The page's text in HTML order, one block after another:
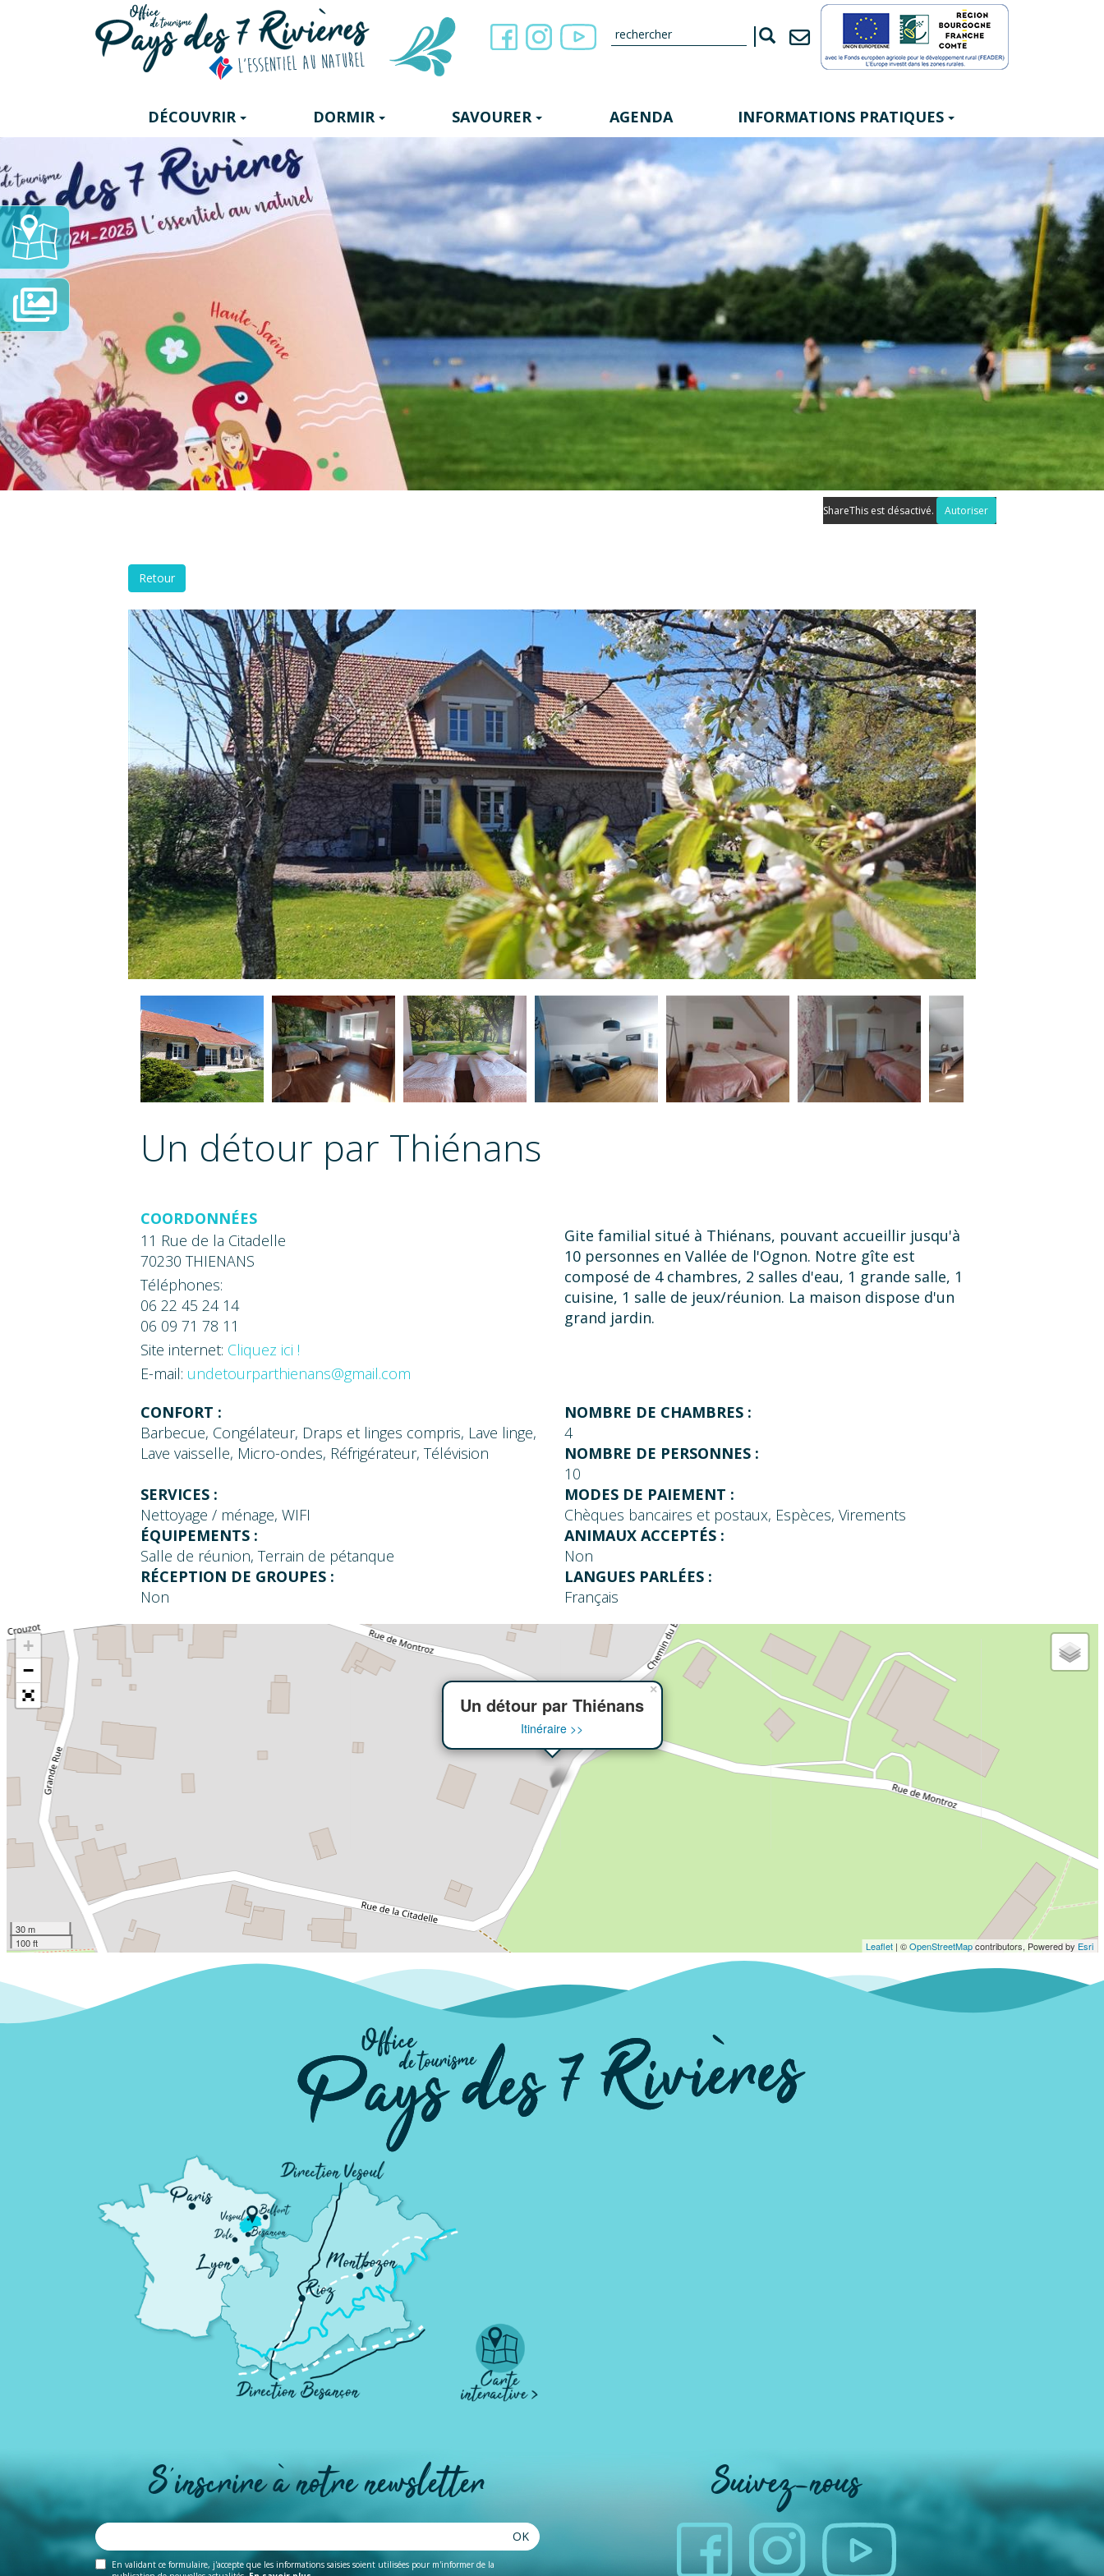
DÉCOUVRIR DORMIR SAVOURER AGENDA INFORMATIONS PRATIQUES
Carte
Interactive
Diaporama
ShareThis est désactivé. Autoriser
Retour
Un détour par Thiénans
COORDONNÉES
11 Rue de la Citadelle
70230 THIENANS
Téléphones:
06 22 45 24 14
06 09 71 78 11
Site internet: Cliquez ici !
E-mail: undetourparthienans@gmail.com
Gite familial situé à Thiénans, pouvant accueillir jusqu'à
10 personnes en Vallée de l'Ognon. Notre gîte est
composé de 4 chambres, 2 salles d'eau, 1 grande salle, 1
cuisine, 1 salle de jeux/réunion. La maison dispose d'un
grand jardin.
CONFORT :
Barbecue, Congélateur, Draps et linges compris, Lave linge,
Lave vaisselle, Micro-ondes, Réfrigérateur, Télévision
NOMBRE DE CHAMBRES :
4
NOMBRE DE PERSONNES :
10
SERVICES :
Nettoyage / ménage, WIFI
MODES DE PAIEMENT :
Chèques bancaires et postaux, Espèces, Virements
ÉQUIPEMENTS :
Salle de réunion, Terrain de pétanque
ANIMAUX ACCEPTÉS :
Non
RÉCEPTION DE GROUPES :
Non
LANGUES PARLÉES :
Français
Un détour par Thiénans
Itinéraire >>
×
+
−
30 m
100 ft
Leaflet | ©OpenStreetMapcontributors, Powered by Esri
S'inscrire à notre newsletter
En validant ce formulaire, j'accepte que les informations saisies soient utilisées pour m'informer de la
OK
Suivez-nous
Panneau de gestion des cookies